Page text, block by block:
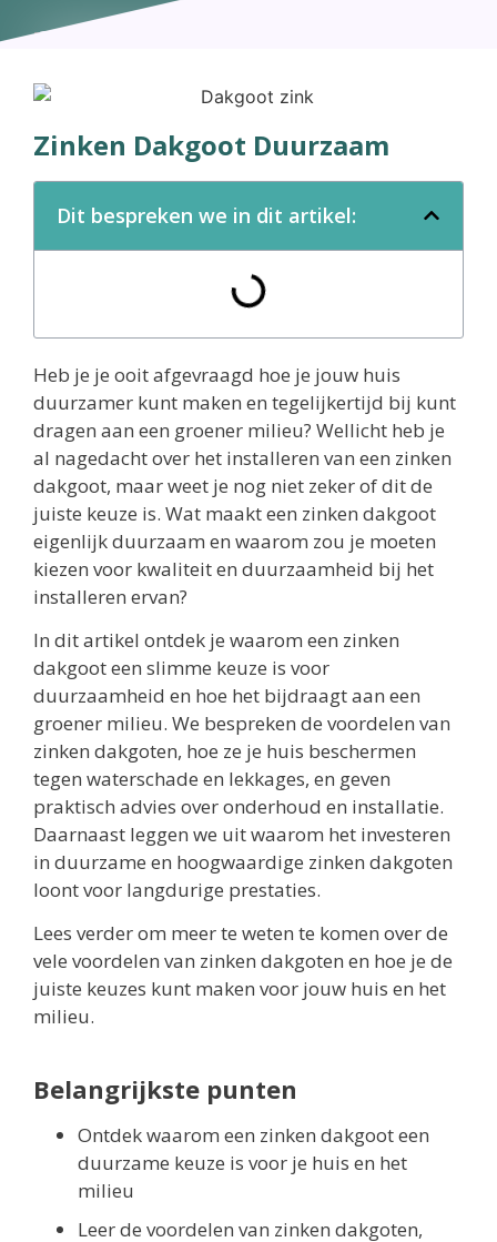
Zinken Dakgoot Duurzaam
Dit bespreken we in dit artikel:
Heb je je ooit afgevraagd hoe je jouw huis
duurzamer kunt maken en tegelijkertijd bij kunt
dragen aan een groener milieu? Wellicht heb je
al nagedacht over het installeren van een zinken
dakgoot, maar weet je nog niet zeker of dit de
juiste keuze is. Wat maakt een zinken dakgoot
eigenlijk duurzaam en waarom zou je moeten
kiezen voor kwaliteit en duurzaamheid bij het
installeren ervan?
In dit artikel ontdek je waarom een zinken
dakgoot een slimme keuze is voor
duurzaamheid en hoe het bijdraagt aan een
groener milieu. We bespreken de voordelen van
zinken dakgoten, hoe ze je huis beschermen
tegen waterschade en lekkages, en geven
praktisch advies over onderhoud en installatie.
Daarnaast leggen we uit waarom het investeren
in duurzame en hoogwaardige zinken dakgoten
loont voor langdurige prestaties.
Lees verder om meer te weten te komen over de
vele voordelen van zinken dakgoten en hoe je de
juiste keuzes kunt maken voor jouw huis en het
milieu.
Belangrijkste punten
Ontdek waarom een zinken dakgoot een
duurzame keuze is voor je huis en het
milieu
Leer de voordelen van zinken dakgoten,